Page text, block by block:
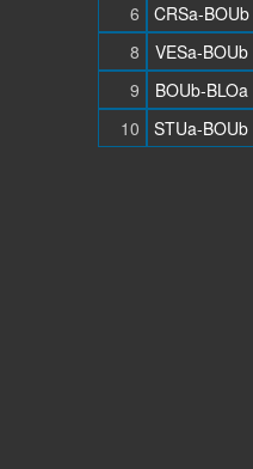
6
CRSa-BOUb
8
VESa-BOUb
9
BOUb-BLOa
10
STUa-BOUb